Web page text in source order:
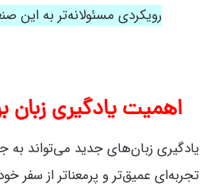
رویکردی مسئولانه‌تر به این
اهمیت یادگیری زبان
یادگیری زبان‌های جدید می‌تواند به
تجربه‌ای عمیق‌تر و پرمعناتر از سفر